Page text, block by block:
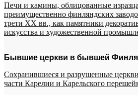
Печи и камины, облицованные
преимущественно финляндских
трети XX вв., как памятники
искусства и художественной
Бывшие церкви в бывшей
Сохранившиеся и разрушенные
части Карелии и Карельского